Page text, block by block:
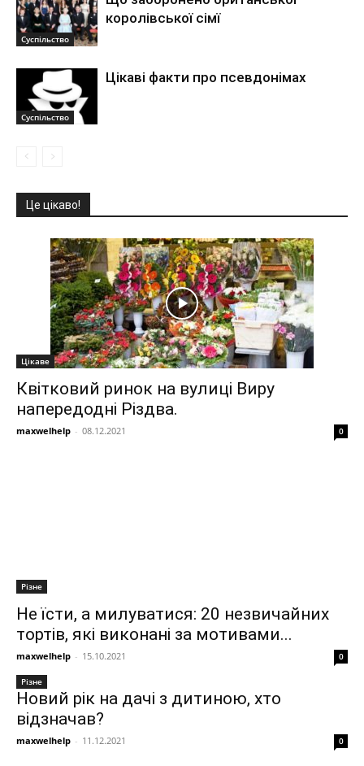
Суспільство
королівської сімї
Суспільство
Цікаві факти про псевдонімах
Це цікаво!
Цікаве
Квітковий ринок на вулиці Виру
напередодні Різдва.
maxwelhelp - 08.12.2021 0
Різне
Не їсти, а милуватися: 20 незвичайних
тортів, які виконані за мотивами...
maxwelhelp - 15.10.2021 0
Різне
Новий рік на дачі з дитиною, хто
відзначав?
maxwelhelp - 11.12.2021 0